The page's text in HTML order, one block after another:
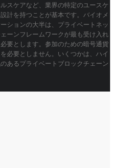
スケアなど、業界の特定のユースケ
計を持つことが基本です。バイオメ
ションの大半は、プライベートネッ
ーンフレームワークが最も受け入れ
要とします。参加のための暗号通貨
必要としません。いくつかは、ハイ
あるプライベートブロックチェーン